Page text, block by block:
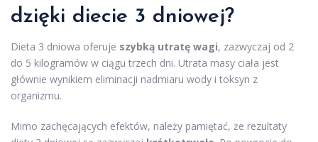
dzięki diecie 3 dniowej?
Dieta 3 dniowa oferuje szybką utratę wagi, zazwyczaj od 2
do 5 kilogramów w ciągu trzech dni. Utrata masy ciała jest
głównie wynikiem eliminacji nadmiaru wody i toksyn z
organizmu.
Mimo zachęcających efektów, należy pamiętać, że rezultaty